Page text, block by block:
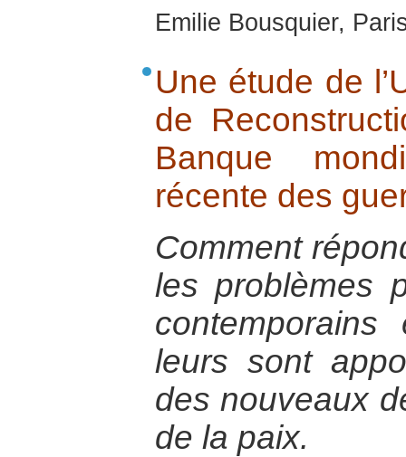
Emilie Bousquier,
Une étude de
de
Banque
récente des
Comment
les problèmes
leurs sont
des nouveaux
de la paix.